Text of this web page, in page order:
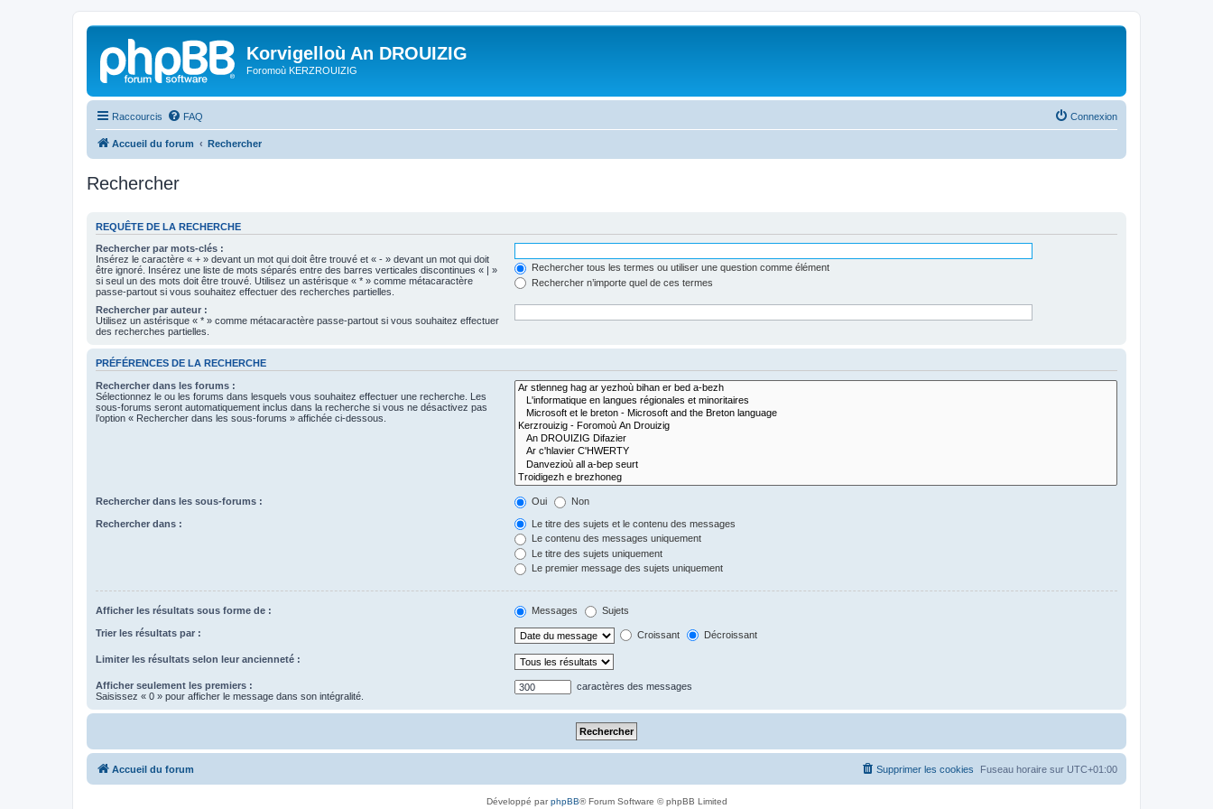
Korvigelloù An DROUIZIG
Foromoù KERZROUIZIG
Raccourcis FAQ Connexion
Accueil du forum Rechercher
Rechercher
REQUÊTE DE LA RECHERCHE
Rechercher par mots-clés :
Insérez le caractère « + » devant un mot qui doit être trouvé et « - » devant un mot qui doit
être ignoré. Insérez une liste de mots séparés entre des barres verticales discontinues « | »
si seul un des mots doit être trouvé. Utilisez un astérisque « * » comme métacaractère
passe-partout si vous souhaitez effectuer des recherches partielles.
Rechercher tous les termes ou utiliser une question comme élément
Rechercher n’importe quel de ces termes
Rechercher par auteur :
Utilisez un astérisque « * » comme métacaractère passe-partout si vous souhaitez effectuer
des recherches partielles.
PRÉFÉRENCES DE LA RECHERCHE
Rechercher dans les forums :
Sélectionnez le ou les forums dans lesquels vous souhaitez effectuer une recherche. Les
sous-forums seront automatiquement inclus dans la recherche si vous ne désactivez pas
l’option « Rechercher dans les sous-forums » affichée ci-dessous.
Rechercher dans les sous-forums : Oui Non
Rechercher dans :
Le titre des sujets et le contenu des messages
Le contenu des messages uniquement
Le titre des sujets uniquement
Le premier message des sujets uniquement
Afficher les résultats sous forme de : Messages Sujets
Trier les résultats par : Croissant Décroissant
Limiter les résultats selon leur ancienneté :
Afficher seulement les premiers :
Saisissez « 0 » pour afficher le message dans son intégralité.
caractères des messages
Accueil du forum Fuseau horaire sur UTC+01:00
Supprimer les cookies
Développé parphpBB® Forum Software © phpBB Limited